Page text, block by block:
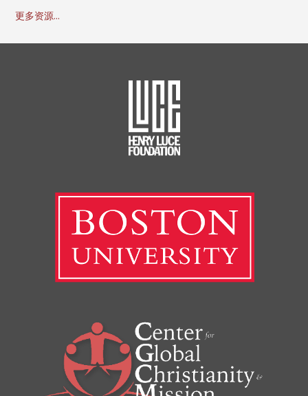
更多资源...